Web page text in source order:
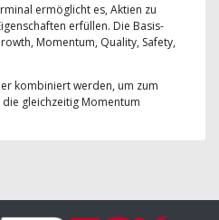
ermöglicht es, Aktien zu
erfüllen. Die Basis-
Momentum, Quality, Safety,
kombiniert werden, um zum
gleichzeitig Momentum